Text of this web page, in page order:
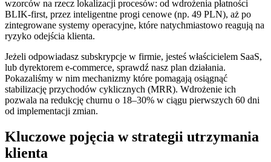
wzorców na rzecz lokalizacji procesów: od wdrożenia płatności
BLIK-first, przez inteligentne progi cenowe (np. 49 PLN), aż po
zintegrowane systemy operacyjne, które natychmiastowo reagują na
ryzyko odejścia klienta.
Jeżeli odpowiadasz subskrypcje w firmie, jesteś właścicielem SaaS,
lub dyrektorem e-commerce, sprawdź nasz plan działania.
Pokazaliśmy w nim mechanizmy które pomagają osiągnąć
stabilizację przychodów cyklicznych (MRR). Wdrożenie ich
pozwala na redukcję churnu o 18–30% w ciągu pierwszych 60 dni
od implementacji zmian.
Kluczowe pojęcia w strategii utrzymania
klienta